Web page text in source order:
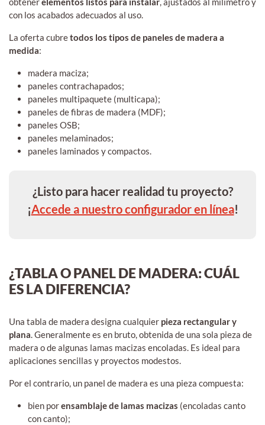
con los acabados adecuados al uso.
La oferta cubretodos los tipos de paneles de madera a
medida:
madera maciza;
paneles contrachapados;
paneles multipaquete (multicapa);
paneles de fibras de madera (MDF);
paneles OSB;
paneles melaminados;
paneles laminados y compactos.
¿Listo para hacer realidad tu proyecto?
¡Accede a nuestro configurador en línea!
¿TABLA O PANEL DE MADERA: CUÁL
ES LA DIFERENCIA?
Una tabla de madera designa cualquier pieza rectangular y
plana. Generalmente es en bruto, obtenida de una sola pieza de
madera o de algunas lamas macizas encoladas. Es ideal para
aplicaciones sencillas y proyectos modestos.
Por el contrario, un panel de madera es una pieza compuesta:
bien porensamblaje de lamas macizas (encoladas canto
con canto);